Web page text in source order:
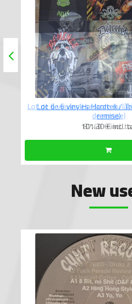
Lot de 6 vinyles Hardcore du
de remise)
87.40 €incl.
New